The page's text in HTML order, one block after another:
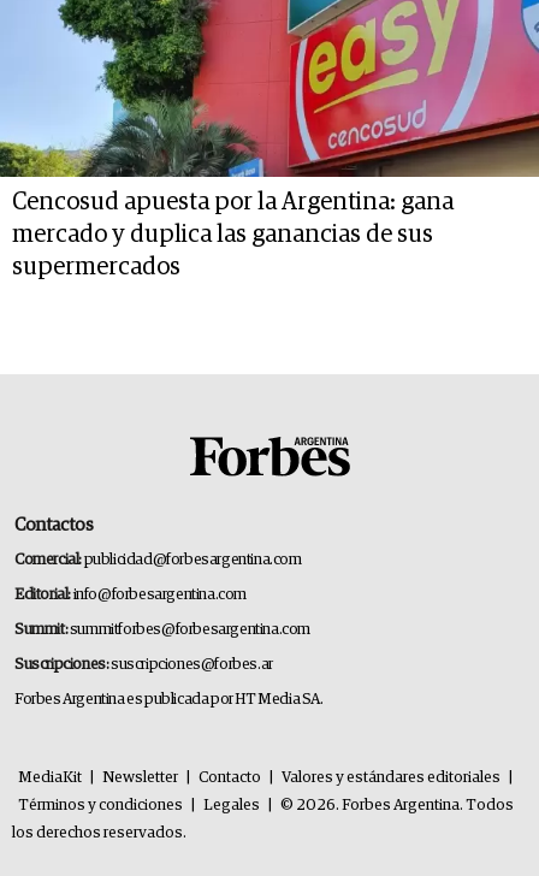
Cencosud apuesta por la Argentina: gana
mercado y duplica las ganancias de sus
supermercados
Contactos
Comercial:publicidad@forbesargentina.com
Editorial:info@forbesargentina.com
Summit:summitforbes@forbesargentina.com
Suscripciones:suscripciones@forbes.ar
Forbes Argentina es publicada por HT Media SA.
MediaKit Newsletter Contacto Valores y estándares editoriales
Términos y condiciones
Legales
© 2026. Forbes Argentina. Todos
los derechos reservados.